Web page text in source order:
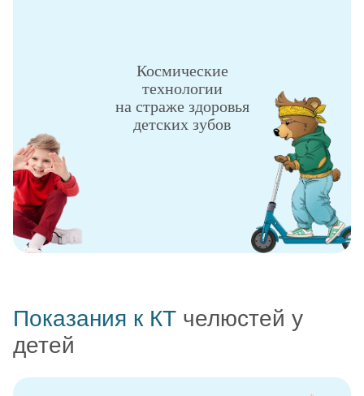
Космические
технологии
на страже здоровья
детских зубов
Показания к КТ челюстей у
детей